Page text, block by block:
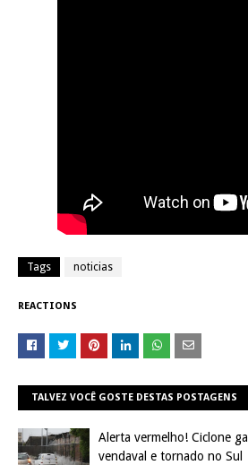
Tags noticias
REACTIONS
TALVEZ VOCÊ GOSTE DESTAS POSTAGENS
Alerta vermelho! Ciclone
vendaval e tornado no Sul